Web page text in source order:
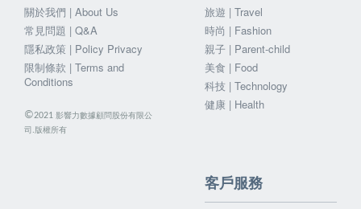
關於我們 | About Us
常見問題 | Q&A
隱私政策 | Policy Privacy
限制條款 | Terms and
Conditions
©2021 影響力數據顧問股份有限公
司.版權所有
旅遊 | Travel
時尚 | Fashion
親子 | Parent-child
美食 | Food
科技 | Technology
健康 | Health
客戶服務